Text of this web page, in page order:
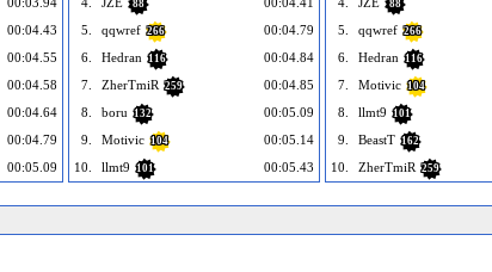
00:04.43
00:04.55
00:04.58
00:04.64
00:04.79
00:05.09
88
5.
qqwref 266
00:04.79
6.
Hedran 116
00:04.84
7.
ZherTmiR 259
00:04.85
8.
boru 132
00:05.09
9.
Motivic 104
00:05.14
10.
llmt9 101 00:05.43
88
5.
qqwref 266
6.
Hedran 116
7.
Motivic 104
8.
llmt9 101
9.
BeastT 162
10.
ZherTmiR 259